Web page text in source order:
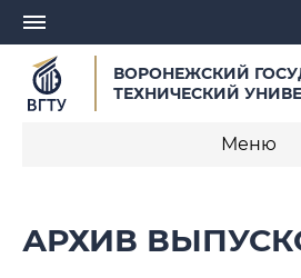
ВОРОНЕЖСКИЙ
ТЕХНИЧЕСКИЙ
Меню
АРХИВ